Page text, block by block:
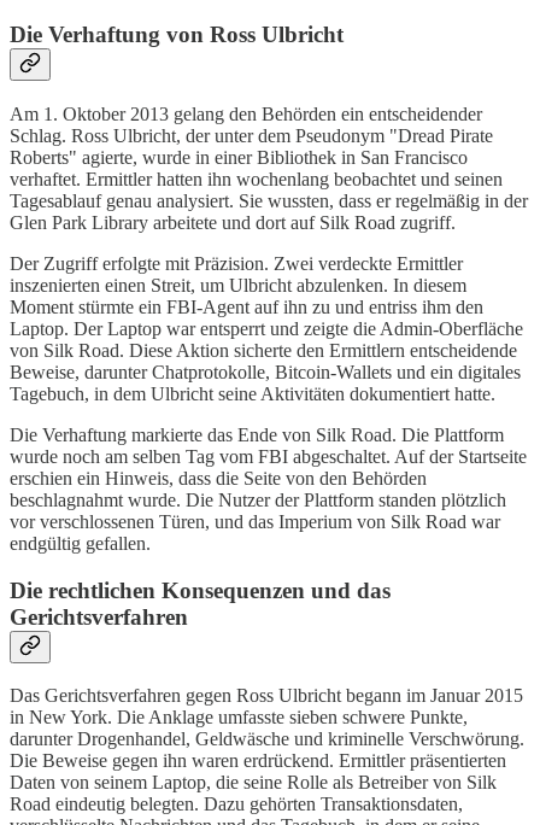
Die Verhaftung von Ross Ulbricht
Am 1. Oktober 2013 gelang den Behörden ein entscheidender
Schlag. Ross Ulbricht, der unter dem Pseudonym "Dread Pirate
Roberts" agierte, wurde in einer Bibliothek in San Francisco
verhaftet. Ermittler hatten ihn wochenlang beobachtet und seinen
Tagesablauf genau analysiert. Sie wussten, dass er regelmäßig in der
Glen Park Library arbeitete und dort auf Silk Road zugriff.
Der Zugriff erfolgte mit Präzision. Zwei verdeckte Ermittler
inszenierten einen Streit, um Ulbricht abzulenken. In diesem
Moment stürmte ein FBI-Agent auf ihn zu und entriss ihm den
Laptop. Der Laptop war entsperrt und zeigte die Admin-Oberfläche
von Silk Road. Diese Aktion sicherte den Ermittlern entscheidende
Beweise, darunter Chatprotokolle, Bitcoin-Wallets und ein digitales
Tagebuch, in dem Ulbricht seine Aktivitäten dokumentiert hatte.
Die Verhaftung markierte das Ende von Silk Road. Die Plattform
wurde noch am selben Tag vom FBI abgeschaltet. Auf der Startseite
erschien ein Hinweis, dass die Seite von den Behörden
beschlagnahmt wurde. Die Nutzer der Plattform standen plötzlich
vor verschlossenen Türen, und das Imperium von Silk Road war
endgültig gefallen.
Die rechtlichen Konsequenzen und das
Gerichtsverfahren
Das Gerichtsverfahren gegen Ross Ulbricht begann im Januar 2015
in New York. Die Anklage umfasste sieben schwere Punkte,
darunter Drogenhandel, Geldwäsche und kriminelle Verschwörung.
Die Beweise gegen ihn waren erdrückend. Ermittler präsentierten
Daten von seinem Laptop, die seine Rolle als Betreiber von Silk
Road eindeutig belegten. Dazu gehörten Transaktionsdaten,